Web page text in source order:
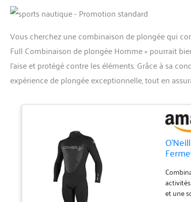
Vous cherchez une combinaison de plongée qui
Full Combinaison de plongée Homme » pourrait
l’aise et protégé contre les éléments. Grâce à sa
expérience de plongée exceptionnelle, tout en
et une